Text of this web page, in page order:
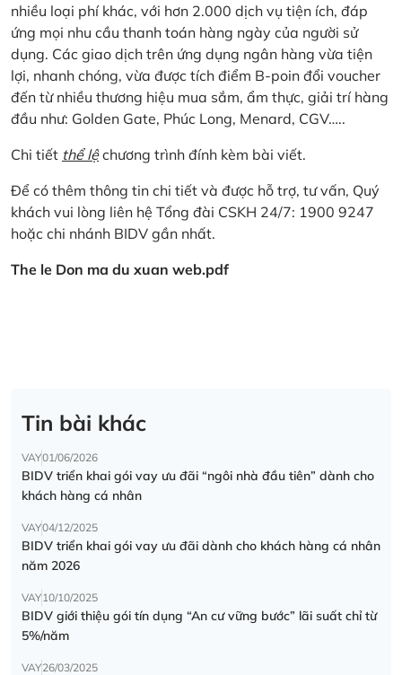
nhiều loại phí khác, với hơn 2.000 dịch vụ tiện ích, đáp
ứng mọi nhu cầu thanh toán hàng ngày của người sử
dụng. Các giao dịch trên ứng dụng ngân hàng vừa tiện
lợi, nhanh chóng, vừa được tích điểm B-poin đổi voucher
đến từ nhiều thương hiệu mua sắm, ẩm thực, giải trí hàng
đầu như: Golden Gate, Phúc Long, Menard, CGV…..
Chi tiết thể lệchương trình đính kèm bài viết.
Để có thêm thông tin chi tiết và được hỗ trợ, tư vấn, Quý
khách vui lòng liên hệ Tổng đài CSKH 24/7: 1900 9247
hoặc chi nhánh BIDV gần nhất.
The le Don ma du xuan web.pdf
Tin bài khác
VAY01/06/2026
BIDV triển khai gói vay ưu đãi “ngôi nhà đầu tiên” dành cho
khách hàng cá nhân
VAY04/12/2025
BIDV triển khai gói vay ưu đãi dành cho khách hàng cá nhân
năm 2026
VAY10/10/2025
BIDV giới thiệu gói tín dụng “An cư vững bước” lãi suất chỉ từ
5%/năm
VAY26/03/2025